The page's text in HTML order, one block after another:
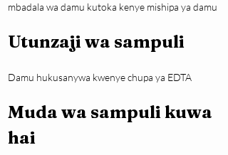
mbadala wa damu kutoka kenye mishipa ya damu
Utunzaji wa sampuli
Damu hukusanywa kwenye chupa ya EDTA
Muda wa sampuli kuwa
hai